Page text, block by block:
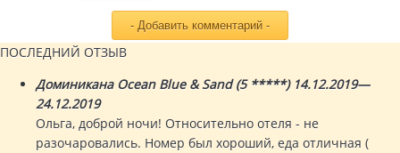
ПОСЛЕДНИЙ ОТЗЫВ
Доминикана Ocean Blue & Sand (5 *****) 14.12.2019—
24.12.2019
Ольга, доброй ночи! Относительно отеля - не
разочаровались. Номер был хороший, еда отличная (